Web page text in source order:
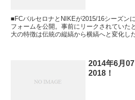
■FCバルセロナとNIKEが2015/16シーズン
フォームを公開。事前にリークされていたと
大の特徴は伝統の縦縞から横縞へと変化し
2014年6月
2018！